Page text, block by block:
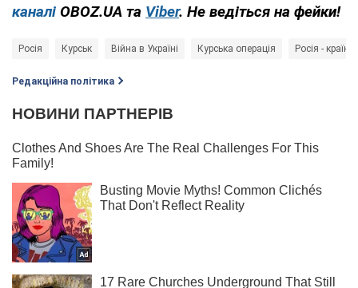
каналі OBOZ.UA та Viber. Не ведіться на фейки!
Росія Курськ Війна в Україні Курська операція Росія -
Редакційна політика